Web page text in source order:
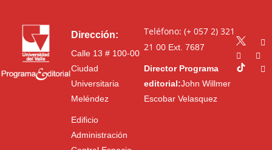
Dirección:
Calle 13 # 100-00
Ciudad
Universitaria
Meléndez
Edificio
Administración
Teléfono: (+ 057 2) 321
21 00Ext. 7687
Director Programa
editorial:John Willmer
Escobar Velasquez